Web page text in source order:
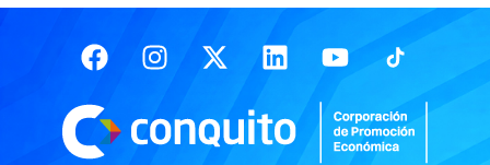
FacebookInstagram
X-
twitter
LinkedinYoutube